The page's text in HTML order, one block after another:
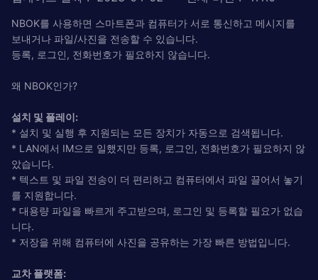
NBOK를 사용하면 스마트폰과 컴퓨터가 서로 통신하고 메시지를
보내거나 파일/사진을 전송할 수 있습니다.
등록, 로그인, 전화번호가 필요하지 않습니다.
왜 NBOK인가?
설치 및 플레이:
* 설치 및 실행 후 지원되는 모든 장치가 자동으로 검색됩니다.
* LAN에서 IM으로 일했지만 등록, 로그인, 전화번호가 필요하지 않
았습니다.
* 텍스트 및 파일 전송이 더 편리하고 컴퓨터에서 파일 끌어서 놓기
를 지원합니다.
* 대용량 파일을 빠르게 주고받으며, 로그인 및 등록할 필요가 없습
니다.
* 저장을 위해 컴퓨터에 사진을 공유하는 가장 빠른 방법입니다.
교차 플랫폼: